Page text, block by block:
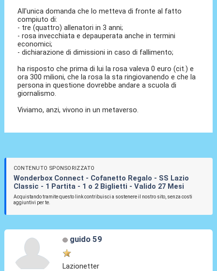
All'unica domanda che lo metteva di fronte al fatto
compiuto di:
- tre (quattro) allenatori in 3 anni;
- rosa invecchiata e depauperata anche in termini
economici;
- dichiarazione di dimissioni in caso di fallimento;
ha risposto che prima di lui la rosa valeva 0 euro (cit.) e
ora 300 milioni, che la rosa la sta ringiovanendo e che la
persona in questione dovrebbe andare a scuola di
giornalismo.
Viviamo, anzi, vivono in un metaverso.
CONTENUTO SPONSORIZZATO
Wonderbox Connect - Cofanetto Regalo - SS Lazio
Classic - 1 Partita - 1 o 2 Biglietti - Valido 27 Mesi
Acquistando tramite questo link contribuisci a sostenere il nostro sito, senza costi
aggiuntivi per te.
guido 59
Lazionetter